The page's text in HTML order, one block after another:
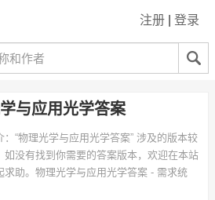
注册 登录
与应用光学答案
“物理光学与应用光学答案” 涉及的版本较
如没有找到你需要的答案版本，欢迎在本站
求助。 物理光学与应用光学答案 - 需求统